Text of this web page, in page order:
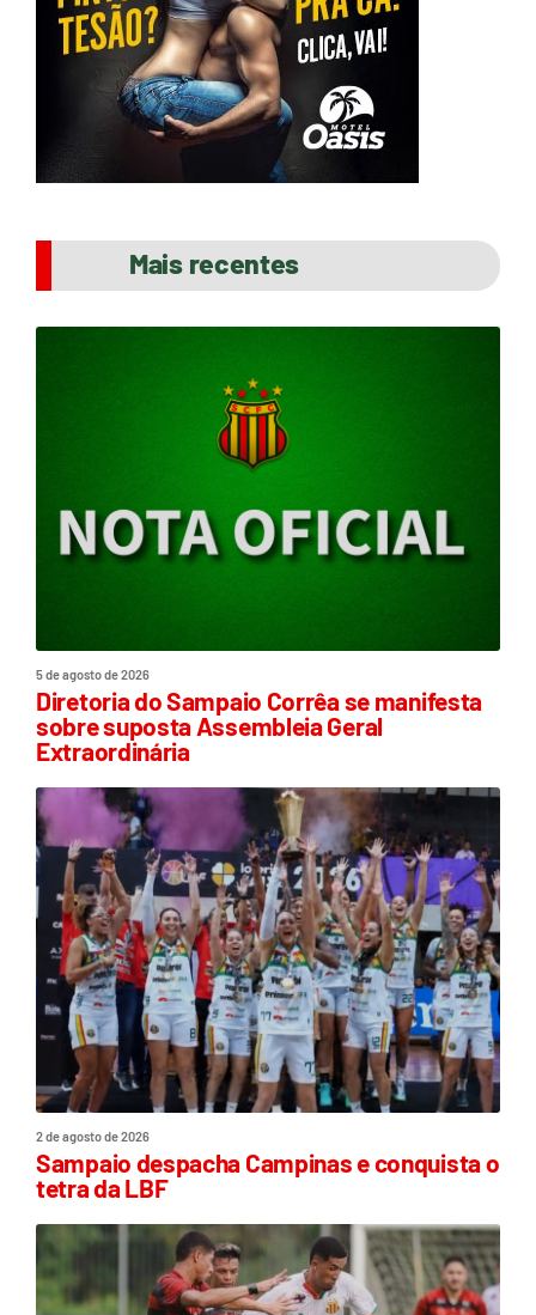
Mais recentes
5 de agosto de 2026
Diretoria do Sampaio Corrêa se manifesta
sobre suposta Assembleia Geral
Extraordinária
2 de agosto de 2026
Sampaio despacha Campinas e conquista o
tetra da LBF